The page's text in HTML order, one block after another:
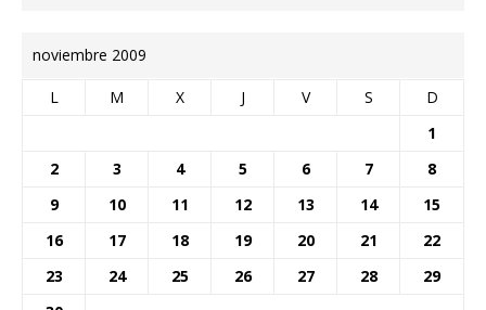
noviembre 2009
L M X J V S D
1
2
3 4 5 6 7
8
9
10 11 12 13 14
15
16
17 18 19 20 21
22
23
24 25 26 27 28
29